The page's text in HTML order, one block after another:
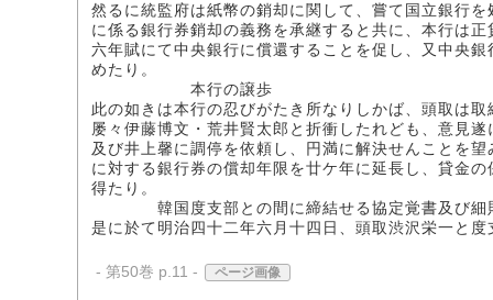
然るに統監府は紙幣の銷却に関して、嘗て国立銀行
に係る銀行券銷却の義務を承継すると共に、本行は
六年賦にて中央銀行に償還することを促し、又中央
めたり。
本行の譲歩
此の如きは本行の忍びがたき所なりしかば、頭取は
屡々伊藤博文・荒井賢太郎と折衝したれども、意見
及び井上馨に調停を依頼し、円満に解決せんことを
に対する銀行券の償却年限を廿ケ年に延長し、貸金
得たり。
韓国度支部との間に締結せる協定覚書及び細
是に於て明治四十二年六月十四日、頭取渋沢栄一と度
- 第50巻 p.11 - ページ画像